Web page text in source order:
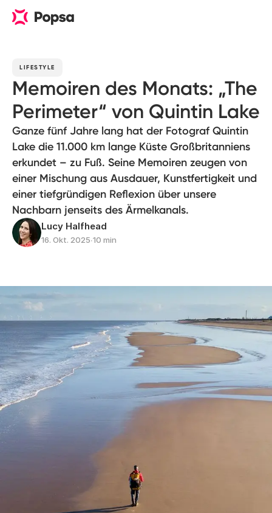
LIFESTYLE
Memoiren des Monats: „The
Perimeter“ von Quintin Lake
Ganze fünf Jahre lang hat der Fotograf Quintin
Lake die 11.000 km lange Küste Großbritanniens
erkundet – zu Fuß. Seine Memoiren zeugen von
einer Mischung aus Ausdauer, Kunstfertigkeit und
einer tiefgründigen Reflexion über unsere
Nachbarn jenseits des Ärmelkanals.
Lucy Halfhead
16. Okt. 2025∙10 min